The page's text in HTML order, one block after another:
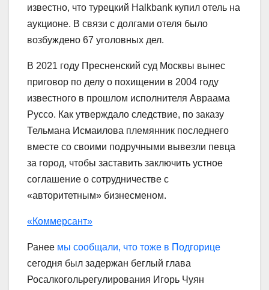
известно, что турецкий Halkbank купил отель на
аукционе. В связи с долгами отеля было
возбуждено 67 уголовных дел.
В 2021 году Пресненский суд Москвы вынес
приговор по делу о похищении в 2004 году
известного в прошлом исполнителя Авраама
Руссо. Как утверждало следствие, по заказу
Тельмана Исмаилова племянник последнего
вместе со своими подручными вывезли певца
за город, чтобы заставить заключить устное
соглашение о сотрудничестве с
«авторитетным» бизнесменом.
«Коммерсант»
Ранее мы сообщали, что тоже в Подгорице
сегодня был задержан беглый глава
Росалкогольрегулирования Игорь Чуян